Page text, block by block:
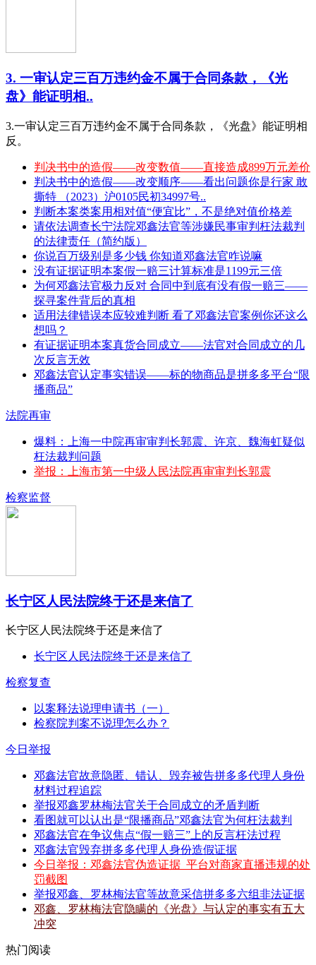
3. 一审认定三百万违约金不属于合同条款，《光
盘》能证明相..
3.一审认定三百万违约金不属于合同条款，《光盘》能证明相
反。
判决书中的造假——改变数值——直接造成899万元差价
判决书中的造假——改变顺序——看出问题你是行家 敢
撕特 （2023）沪0105民初34997号..
判断本案类案用相对值“便宜比”，不是绝对值价格差
请依法调查长宁法院邓鑫法官等涉嫌民事审判枉法裁判
的法律责任（简约版）
你说百万级别是多少钱 你知道邓鑫法官咋说嘛
没有证据证明本案假一赔三计算标准是1199元三倍
为何邓鑫法官极力反对 合同中到底有没有假一赔三——
探寻案件背后的真相
适用法律错误本应较难判断 看了邓鑫法官案例你还这么
想吗？
有证据证明本案真货合同成立——法官对合同成立的几
次反言无效
邓鑫法官认定事实错误——标的物商品是拼多多平台“限
播商品”
法院再审
爆料：上海一中院再审审判长郭震、许京、魏海虹疑似
枉法裁判问题
举报：上海市第一中级人民法院再审审判长郭震
检察监督
长宁区人民法院终于还是来信了
长宁区人民法院终于还是来信了
长宁区人民法院终于还是来信了
检察复查
以案释法说理申请书（一）
检察院判案不说理怎么办？
今日举报
邓鑫法官故意隐匿、错认、毁弃被告拼多多代理人身份
材料过程追踪
举报邓鑫罗林梅法官关于合同成立的矛盾判断
看图就可以认出是“限播商品”邓鑫法官为何枉法裁判
邓鑫法官在争议焦点“假一赔三”上的反言枉法过程
邓鑫法官毁弃拼多多代理人身份造假证据
今日举报：邓鑫法官伪造证据_平台对商家直播违规的处
罚截图
举报邓鑫、罗林梅法官等故意采信拼多多六组非法证据
邓鑫、罗林梅法官隐瞒的《光盘》与认定的事实有五大
冲突
热门阅读